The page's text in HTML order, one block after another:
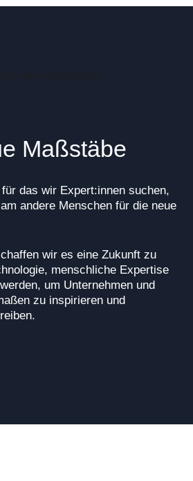
Maßstäbe
das wir Expert:innen suchen,
andere Menschen für die neue
wir es eine Zukunft zu
menschliche Expertise
um Unternehmen und
zu inspirieren und